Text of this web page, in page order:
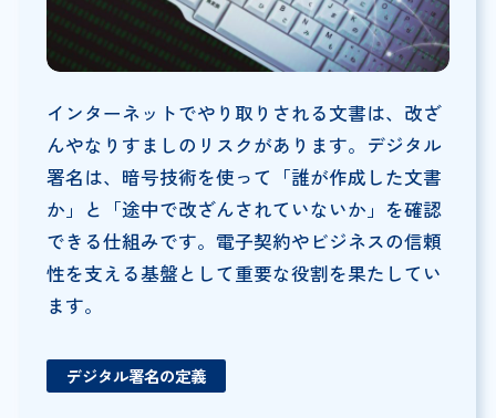
インターネットでやり取りされる文書は、改ざ
んやなりすましのリスクがあります。デジタル
署名は、暗号技術を使って「誰が作成した文書
か」と「途中で改ざんされていないか」を確認
できる仕組みです。電子契約やビジネスの信頼
性を支える基盤として重要な役割を果たしてい
ます。
デジタル署名の定義